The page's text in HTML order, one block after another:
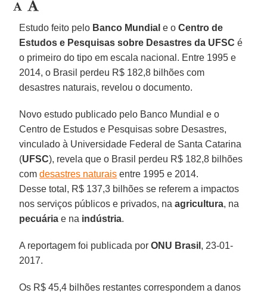
Estudo feito pelo Banco Mundial e oCentro de
Estudos e Pesquisas sobre Desastres da UFSC é
o primeiro do tipo em escala nacional. Entre 1995 e
2014, o Brasil perdeu R$ 182,8 bilhões com
desastres naturais, revelou o documento.
Novo estudo publicado pelo Banco Mundial e o
Centro de Estudos e Pesquisas sobre Desastres,
vinculado à Universidade Federal de Santa Catarina
(UFSC), revela que o Brasil perdeu R$ 182,8 bilhões
comdesastres naturais entre 1995 e 2014.
Desse total, R$ 137,3 bilhões se referem a impactos
nos serviços públicos e privados, naagricultura, na
pecuária e na indústria.
A reportagem foi publicada porONU Brasil , 23-01-
2017.
Os R$ 45,4 bilhões restantes correspondem a danos